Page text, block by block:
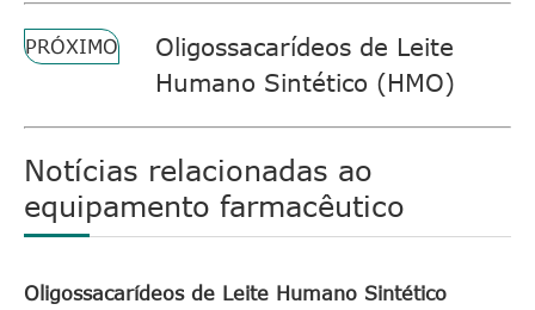
PRÓXIMO
Oligossacarídeos de Leite
Humano Sintético (HMO)
Notícias relacionadas ao
equipamento farmacêutico
Oligossacarídeos de Leite Humano Sintético